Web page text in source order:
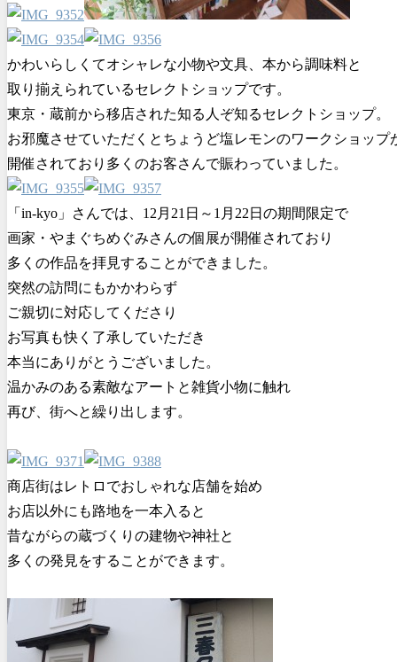
かわいらしくてオシャレな小物や文具、本から調味料と
取り揃えられているセレクトショップです。
東京・蔵前から移店された知る人ぞ知るセレクトショップ。
お邪魔させていただくとちょうど塩レモンのワークショップ
開催されており多くのお客さんで賑わっていました。
「in-kyo」さんでは、12月21日～1月22日の期間限定で
画家・やまぐちめぐみさんの個展が開催されており
多くの作品を拝見することができました。
突然の訪問にもかかわらず
ご親切に対応してくださり
お写真も快く了承していただき
本当にありがとうございました。
温かみのある素敵なアートと雑貨小物に触れ
再び、街へと繰り出します。
商店街はレトロでおしゃれな店舗を始め
お店以外にも路地を一本入ると
昔ながらの蔵づくりの建物や神社と
多くの発見をすることができます。